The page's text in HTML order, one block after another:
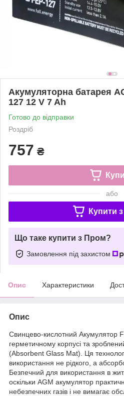
Акумуляторна батарея
127 12 V 7 Ah
Готово до відправки
Роздріб
757 ₴
або
Купити з
Що таке купити з Пром?
Замовлення під захистом
Опис Характеристики
Опис
Свинцево-кислотний Акумулятор
герметичному корпусі та
(Absorbent Glass Mat). Ця
використання не рідкого, а
Безпечний для використання в
оскільки AGM акумулятор
небезпечних газів і не вимагає